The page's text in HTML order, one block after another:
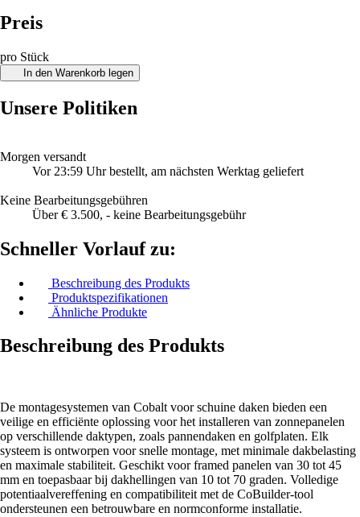
Preis
pro Stück
In den Warenkorb legen
Unsere Politiken
Morgen versandt
Vor 23:59 Uhr bestellt, am nächsten Werktag geliefert
Keine Bearbeitungsgebühren
Über € 3.500, - keine Bearbeitungsgebühr
Schneller Vorlauf zu:
Beschreibung des Produkts
Produktspezifikationen
Ähnliche Produkte
Beschreibung des Produkts
De montagesystemen van Cobalt voor schuine daken bieden een
veilige en efficiënte oplossing voor het installeren van zonnepanelen
op verschillende daktypen, zoals pannendaken en golfplaten. Elk
systeem is ontworpen voor snelle montage, met minimale dakbelasting
en maximale stabiliteit. Geschikt voor framed panelen van 30 tot 45
mm en toepasbaar bij dakhellingen van 10 tot 70 graden. Volledige
potentiaalvereffening en compatibiliteit met de CoBuilder-tool
ondersteunen een betrouwbare en normconforme installatie.